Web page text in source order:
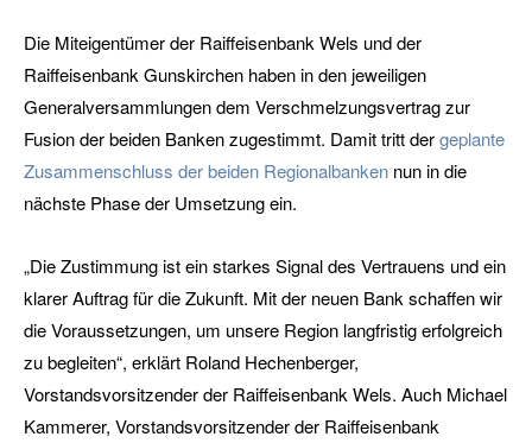
Die Miteigentümer der Raiffeisenbank Wels und der
Raiffeisenbank Gunskirchen haben in den jeweiligen
Generalversammlungen dem Verschmelzungsvertrag zur
Fusion der beiden Banken zugestimmt. Damit tritt dergeplante
Zusammenschluss der beiden Regionalbanken nun in die
nächste Phase der Umsetzung ein.
„Die Zustimmung ist ein starkes Signal des Vertrauens und ein
klarer Auftrag für die Zukunft. Mit der neuen Bank schaffen wir
die Voraussetzungen, um unsere Region langfristig erfolgreich
zu begleiten“, erklärt Roland Hechenberger,
Vorstandsvorsitzender der Raiffeisenbank Wels. Auch Michael
Kammerer, Vorstandsvorsitzender der Raiffeisenbank